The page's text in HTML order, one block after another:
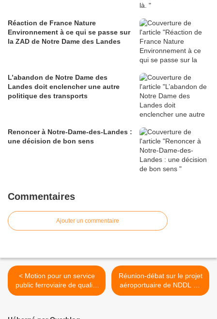
Réaction de France Nature
Environnement à ce qui se passe sur
la ZAD de Notre Dame des Landes
L’abandon de Notre Dame des
Landes doit enclencher une autre
politique des transports
Renoncer à Notre-Dame-des-Landes :
une décision de bon sens
Commentaires
Ajouter un commentaire
< Motion pour un service
public ferroviaire de qualité
lancé par le CNR
Réunion-débat sur le projet
aéroportuaire de NDDL au
Mans >